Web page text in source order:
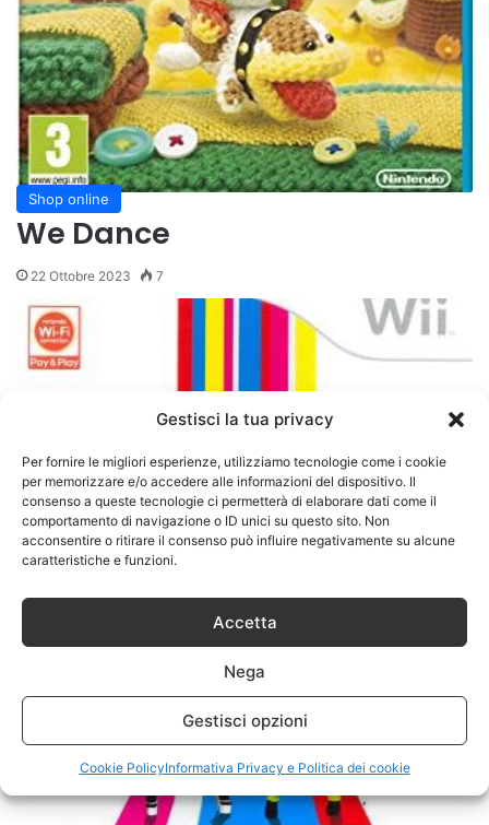
Gestisci la tua privacy
Per fornire le migliori esperienze, utilizziamo tecnologie come i cookie
per memorizzare e/o accedere alle informazioni del dispositivo. Il
consenso a queste tecnologie ci permetterà di elaborare dati come il
comportamento di navigazione o ID unici su questo sito. Non
acconsentire o ritirare il consenso può influire negativamente su alcune
caratteristiche e funzioni.
Accetta
Nega
Gestisci opzioni
Cookie PolicyInformativa Privacy e Politica dei cookie
Shop online
We Dance
22 Ottobre 2023 7